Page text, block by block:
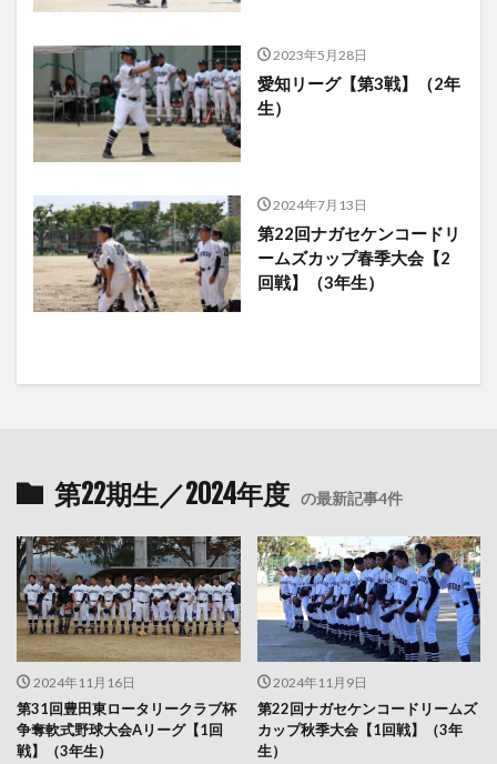
2023年5月28日
愛知リーグ【第3戦】（2年
生）
2024年7月13日
第22回ナガセケンコードリ
ームズカップ春季大会【2
回戦】（3年生）
第22期生／2024年度 の最新記事4件
2024年11月16日
第31回豊田東ロータリークラブ杯
争奪軟式野球大会Aリーグ【1回
戦】（3年生）
2024年11月9日
第22回ナガセケンコードリームズ
カップ秋季大会【1回戦】（3年
生）